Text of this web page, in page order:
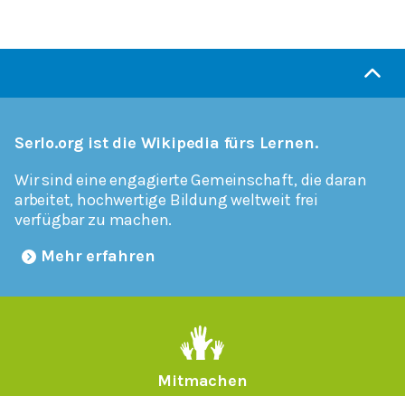
Serlo.org ist die Wikipedia fürs Lernen.
Wir sind eine engagierte Gemeinschaft, die daran
arbeitet, hochwertige Bildung weltweit frei
verfügbar zu machen.
Mehr erfahren
Mitmachen